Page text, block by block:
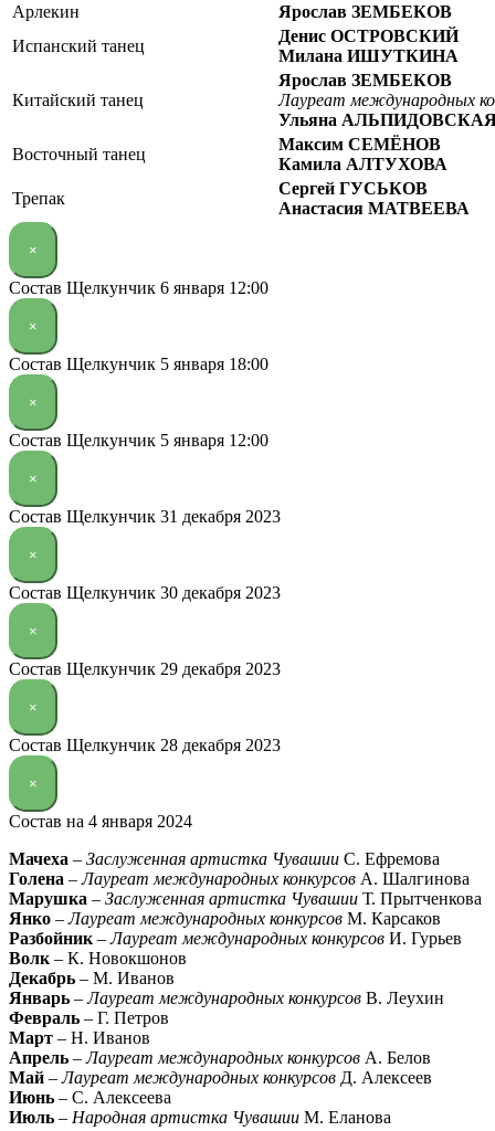
Арлекин
Ярослав ЗЕМБЕКОВ
Испанский танец
Денис ОСТРОВСКИЙ
Милана ИШУТКИНА
Китайский танец
Ярослав ЗЕМБЕКОВ
Лауреат международных
Ульяна
Восточный танец
Максим СЕМЁНОВ
Камила АЛТУХОВА
Трепак
Сергей ГУСЬКОВ
Анастасия МАТВЕЕВА
×
Состав Щелкунчик 6 января 12:00
×
Состав Щелкунчик 5 января 18:00
×
Состав Щелкунчик 5 января 12:00
×
Состав Щелкунчик 31 декабря 2023
×
Состав Щелкунчик 30 декабря 2023
×
Состав Щелкунчик 29 декабря 2023
×
Состав Щелкунчик 28 декабря 2023
×
Состав на 4 января 2024
Мачеха – Заслуженная артистка Чувашии С. Ефремова
Голена –Лауреат международных конкурсов А. Шалгинова
Марушка – Заслуженная артистка Чувашии Т. Прытченкова
Янко –Лауреат международных конкурсов М. Карсаков
Разбойник –Лауреат международных конкурсов И. Гурьев
Волк – К. Новокшонов
Декабрь – М. Иванов
Январь –Лауреат международных конкурсов В. Леухин
Февраль – Г. Петров
Март – Н. Иванов
Апрель –Лауреат международных конкурсов А. Белов
Май –Лауреат международных конкурсов Д. Алексеев
Июнь – С. Алексеева
Июль – Народная артистка Чувашии М. Еланова